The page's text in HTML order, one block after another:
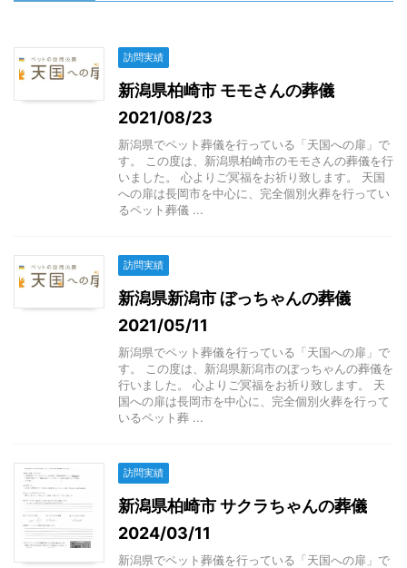
訪問実績
新潟県柏崎市 モモさんの葬儀
2021/08/23
新潟県でペット葬儀を行っている「天国への扉」で
す。 この度は、新潟県柏崎市のモモさんの葬儀を行
いました。 心よりご冥福をお祈り致します。 天国
への扉は長岡市を中心に、完全個別火葬を行ってい
るペット葬儀 ...
訪問実績
新潟県新潟市 ぼっちゃんの葬儀
2021/05/11
新潟県でペット葬儀を行っている「天国への扉」で
す。 この度は、新潟県新潟市のぼっちゃんの葬儀を
行いました。 心よりご冥福をお祈り致します。 天
国への扉は長岡市を中心に、完全個別火葬を行って
いるペット葬 ...
訪問実績
新潟県柏崎市 サクラちゃんの葬儀
2024/03/11
新潟県でペット葬儀を行っている「天国への扉」で